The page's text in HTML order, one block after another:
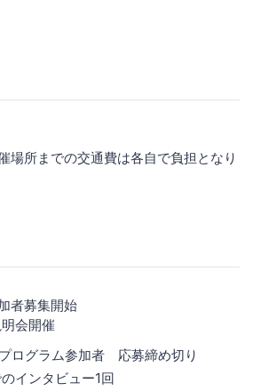
場所までの交通費は各自で負担となり
者募集開始
会開催
ログラム参加者 応募締め切り
インタビュー1回